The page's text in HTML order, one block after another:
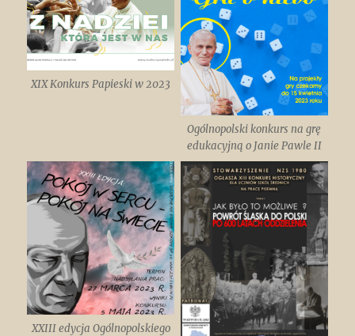
XIX Konkurs Papieski w 2023
Ogólnopolski konkurs na grę
edukacyjną o Janie Pawle II
XXIII edycja Ogólnopolskiego